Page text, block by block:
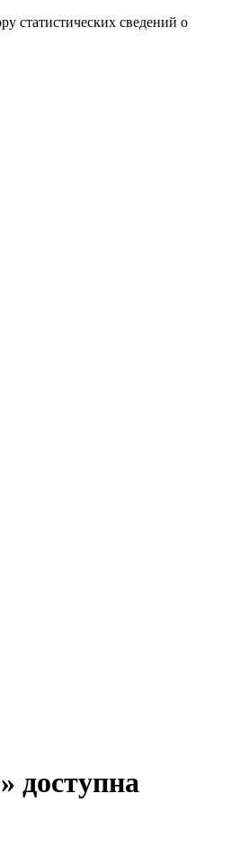
статистических сведений о
доступна